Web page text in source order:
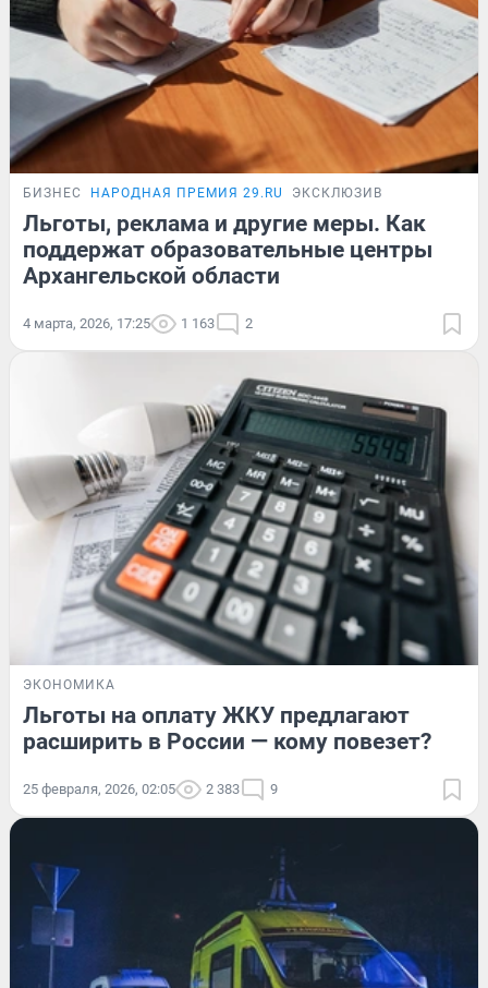
БИЗНЕС НАРОДНАЯ ПРЕМИЯ 29.RU ЭКСКЛЮЗИВ
Льготы, реклама и другие меры. Как
поддержат образовательные центры
Архангельской области
4 марта, 2026, 17:25 1 163 2
ЭКОНОМИКА
Льготы на оплату ЖКУ предлагают
расширить в России — кому повезет?
25 февраля, 2026, 02:05 2 383 9